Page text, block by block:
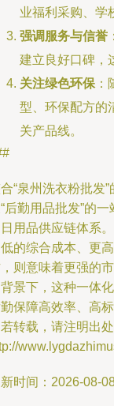
业福利采购、学
强调服务与信誉
建立良好口碑，
关注绿色环保
型、环保配方的
关产品线。
“泉州洗衣粉批发
后勤用品批发”的
用品供应链体系
的综合成本、更
则意味着更强的
景下，这种一体
保障高效率、高
转载，请注明出处
时间：2026-08-